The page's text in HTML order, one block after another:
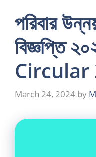
পরিবার
বিজ্ঞপ্তি
Circular
March 24, 2024 by